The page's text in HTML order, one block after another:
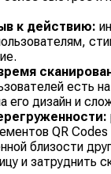
к действию:
есть
его дизайн и
QR Codes
близости
и затруднить